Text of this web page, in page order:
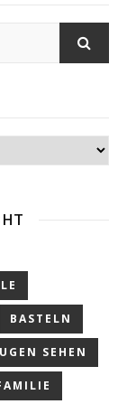
BASTELN
SEHEN